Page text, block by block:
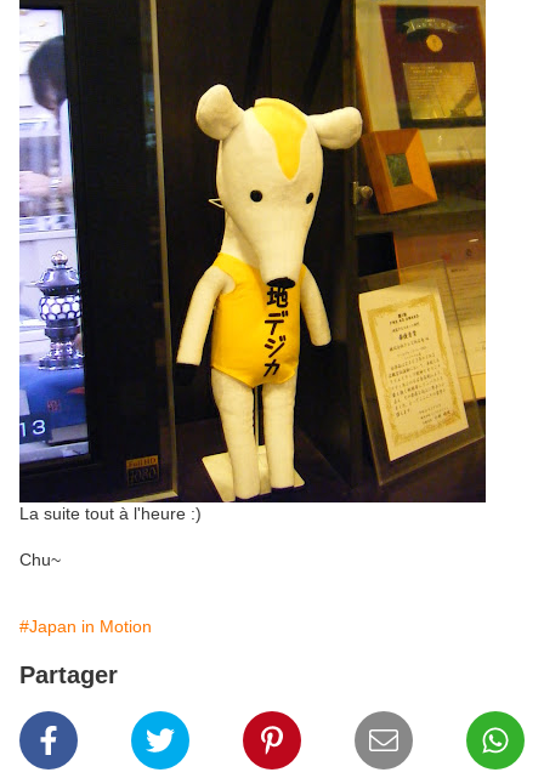
La suite tout à l'heure :)
Chu~
#Japan in Motion
Partager